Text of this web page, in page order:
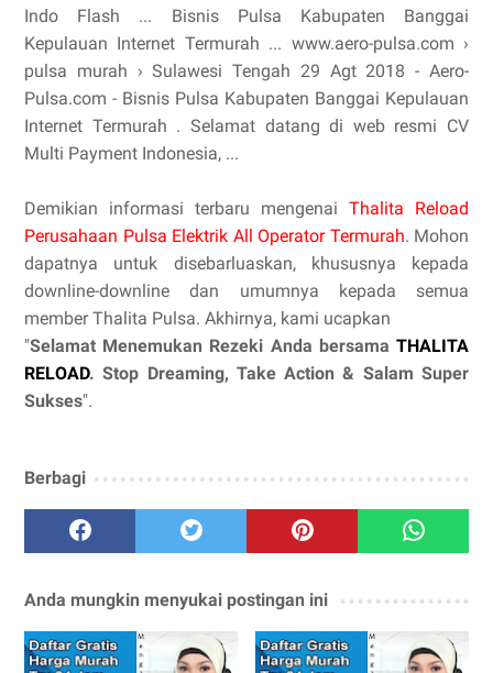
Indo Flash ... Bisnis Pulsa Kabupaten Banggai
Kepulauan Internet Termurah ... www.aero-pulsa.com ›
pulsa murah › Sulawesi Tengah 29 Agt 2018 - Aero-
Pulsa.com - Bisnis Pulsa Kabupaten Banggai Kepulauan
Internet Termurah . Selamat datang di web resmi CV
Multi Payment Indonesia, ...
Demikian informasi terbaru mengenai Thalita Reload
Perusahaan Pulsa Elektrik All Operator Termurah. Mohon
dapatnya untuk disebarluaskan, khususnya kepada
downline-downline dan umumnya kepada semua
member Thalita Pulsa. Akhirnya, kami ucapkan
"Selamat Menemukan Rezeki Anda bersama THALITA
RELOAD. Stop Dreaming, Take Action & Salam Super
Sukses".
Berbagi
Anda mungkin menyukai postingan ini